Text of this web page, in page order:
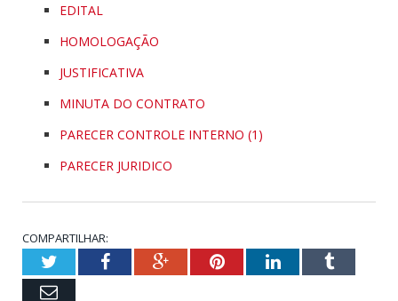
EDITAL
HOMOLOGAÇÃO
JUSTIFICATIVA
MINUTA DO CONTRATO
PARECER CONTROLE INTERNO (1)
PARECER JURIDICO
COMPARTILHAR:
TwitterFacebookGoogle+PinterestLinkedInTumblr
Email